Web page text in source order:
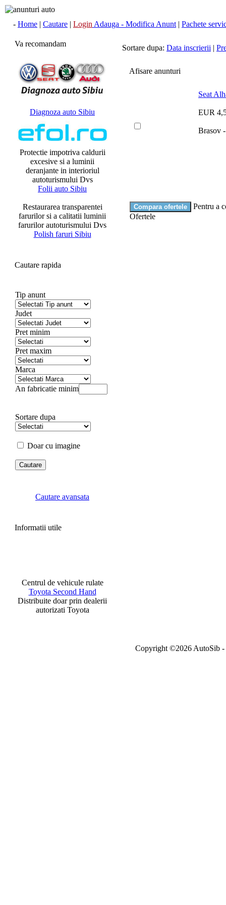
- Home | Cautare | Login Adauga - Modifica Anunt | Pachete
Va recomandam
Diagnoza auto Sibiu
Protectie impotriva caldurii
excesive si a luminii
deranjante in interioriul
autoturismului Dvs
Folii auto Sibiu
Restaurarea transparentei
farurilor si a calitatii luminii
farurilor autoturismului Dvs
Polish faruri Sibiu
Cautare rapida
Tip anunt
Judet
Pret minim
Pret maxim
Marca
An fabricatie minim
Sortare dupa
Doar cu imagine
Cautare avansata
Informatii utile
Centrul de vehicule rulate
Toyota Second Hand
Distribuite doar prin dealerii
autorizati Toyota
Sortare dupa: Data inscrierii |
Afisare anunturi
Seat
EUR
Brasov
Pentru a
Ofertele
Copyright ©2026 AutoSib -